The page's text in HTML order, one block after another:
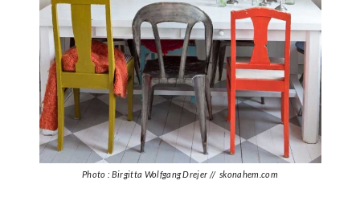
Photo : Birgitta Wolfgang Drejer // skonahem.com